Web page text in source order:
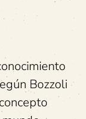
Bozzoli